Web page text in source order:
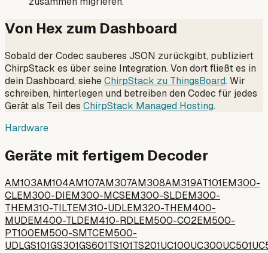
Von Hex zum Dashboard
Sobald der Codec sauberes JSON zurückgibt, publiziert
ChirpStack es über seine Integration. Von dort fließt es in
dein Dashboard, sieheChirpStack zu ThingsBoard. Wir
schreiben, hinterlegen und betreiben den Codec für jedes
Gerät als Teil des ChirpStack Managed Hosting.
Hardware
Geräte mit fertigem Decoder
AM103AM104AM107AM307AM308AM319AT101EM300-
CLEM300-DIEM300-MCSEM300-SLDEM300-
THEM310-TILTEM310-UDLEM320-THEM400-
MUDEM400-TLDEM410-RDLEM500-CO2EM500-
PT100EM500-SMTCEM500-
UDLGS101GS301GS601TS101TS201UC100UC300UC501